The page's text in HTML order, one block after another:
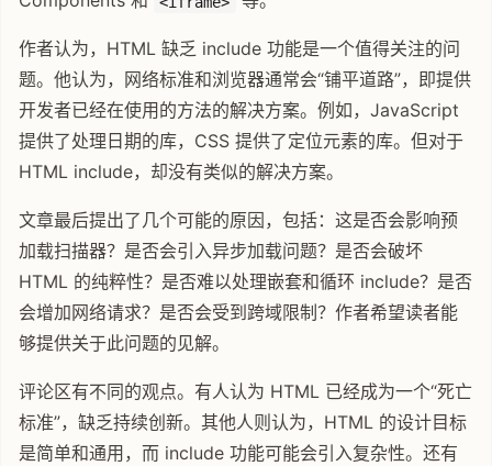
作者认为，HTML 缺乏 include 功能是一个值得关注的问
题。他认为，网络标准和浏览器通常会“铺平道路”，即提供
开发者已经在使用的方法的解决方案。例如，JavaScript
提供了处理日期的库，CSS 提供了定位元素的库。但对于
HTML include，却没有类似的解决方案。
文章最后提出了几个可能的原因，包括：这是否会影响预
加载扫描器？是否会引入异步加载问题？是否会破坏
HTML 的纯粹性？是否难以处理嵌套和循环 include？是否
会增加网络请求？是否会受到跨域限制？作者希望读者能
够提供关于此问题的见解。
评论区有不同的观点。有人认为 HTML 已经成为一个“死亡
标准”，缺乏持续创新。其他人则认为，HTML 的设计目标
是简单和通用，而 include 功能可能会引入复杂性。还有